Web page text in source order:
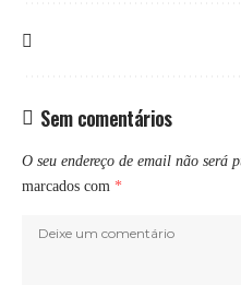
Sem comentários
O seu endereço de email não será
marcados com *